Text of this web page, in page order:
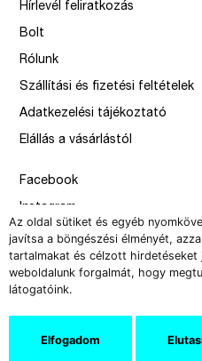
Az oldal sütiket és egyéb
javítsa a böngészési élményét,
tartalmakat és célzott hirdetéseket
weboldalunk forgalmát, hogy
látogatóink.
Elfogadom
Hírlevél feliratkozás
Bolt
Rólunk
Szállítási és fizetési feltételek
Adatkezelési tájékoztató
Elállás a vásárlástól
Facebook
Instagram
Issue
–
design by Solymosi Mór, Sirbik
webbyzolka